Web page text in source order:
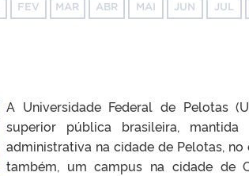
FEV MAR ABR MAI JUN JUL
A Universidade Federal de Pelotas
superior pública brasileira,
administrativa na cidade de Pelotas,
também, um campus na cidade de